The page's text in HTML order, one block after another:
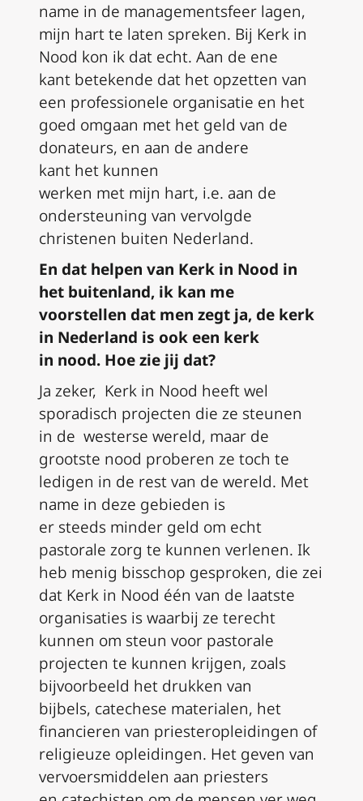
name in de managementsfeer lagen,
mijn hart te laten spreken. Bij Kerk in
Nood kon ik dat echt. Aan de ene
kant betekende dat het opzetten van
een professionele organisatie en het
goed omgaan met het geld van de
donateurs, en aan de andere
kant het kunnen
werken met mijn hart, i.e. aan de
ondersteuning van vervolgde
christenen buiten Nederland.
En dat helpen van Kerk in Nood in
het buitenland, ik kan me
voorstellen dat men zegt ja, de kerk
in Nederland is ook een kerk
in nood. Hoe zie jij dat?
Ja zeker, Kerk in Nood heeft wel
sporadisch projecten die ze steunen
in de westerse wereld, maar de
grootste nood proberen ze toch te
ledigen in de rest van de wereld. Met
name in deze gebieden is
er steeds minder geld om echt
pastorale zorg te kunnen verlenen. Ik
heb menig bisschop gesproken, die zei
dat Kerk in Nood één van de laatste
organisaties is waarbij ze terecht
kunnen om steun voor pastorale
projecten te kunnen krijgen, zoals
bijvoorbeeld het drukken van
bijbels, catechese materialen, het
financieren van priesteropleidingen of
religieuze opleidingen. Het geven van
vervoersmiddelen aan priesters